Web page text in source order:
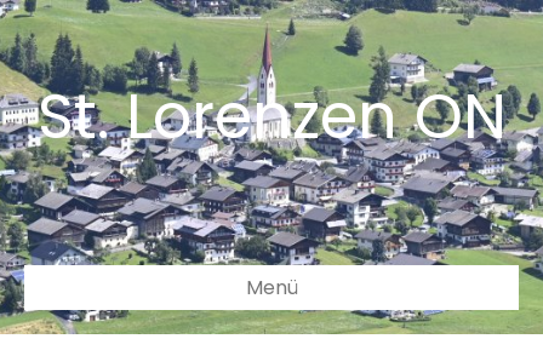
St. Lorenzen ON
Menü